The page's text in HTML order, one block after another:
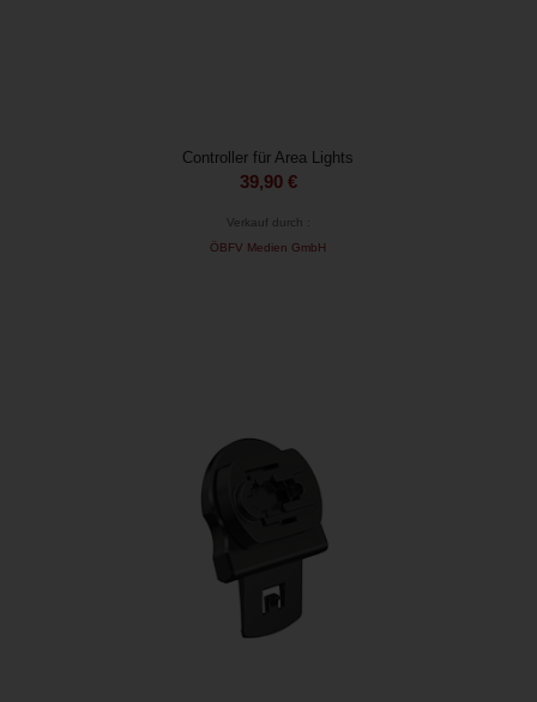
Controller für Area Lights
39,90 €
Verkauf durch :
ÖBFV Medien GmbH